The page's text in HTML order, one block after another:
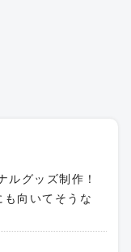
ルグッズ制作！
向いてそうな